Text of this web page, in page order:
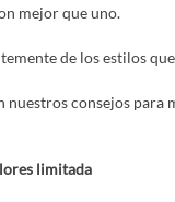
mejor que uno.
de los estilos
nuestros consejos para
limitada